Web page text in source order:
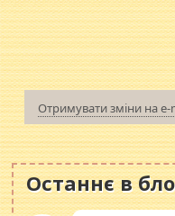
Отримувати зміни на e-
Останнє в